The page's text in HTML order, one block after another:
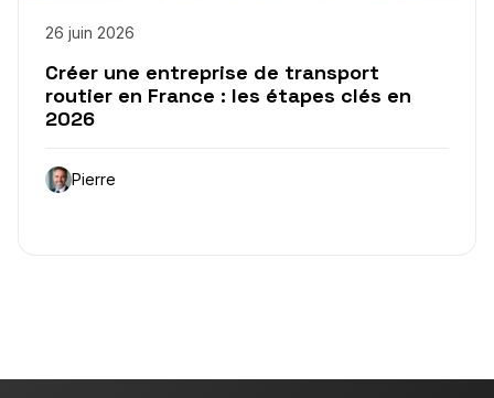
26 juin 2026
Créer une entreprise de transport
routier en France : les étapes clés en
2026
Pierre